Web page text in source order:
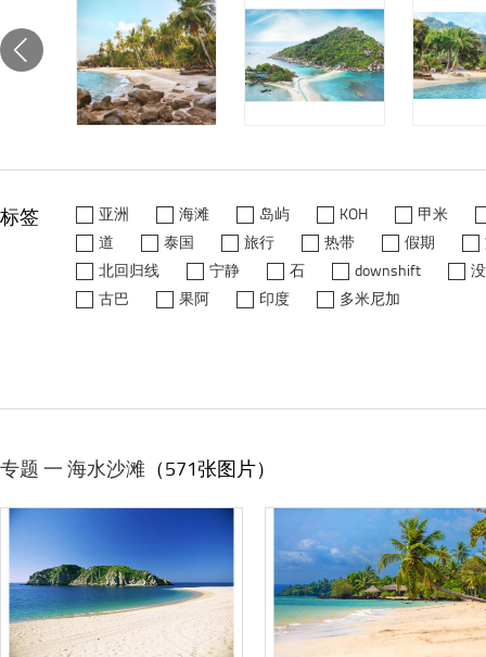
标签 亚洲 海滩 岛屿 KOH
甲米
道
泰国 旅行 热带 假期
北回归线
宁静 石 downshift
古巴
果阿 印度 多米尼加
专题 一 海水沙滩 （571张图片）